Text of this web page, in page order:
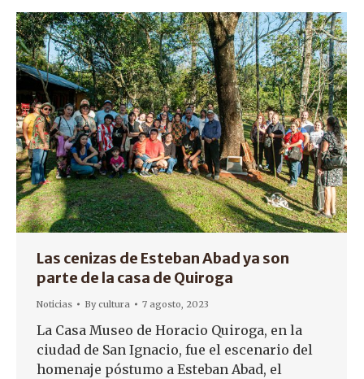
Las cenizas de Esteban Abad ya son
parte de la casa de Quiroga
Noticias Bycultura 7 agosto, 2023
La Casa Museo de Horacio Quiroga, en la
ciudad de San Ignacio, fue el escenario del
homenaje póstumo a Esteban Abad, el